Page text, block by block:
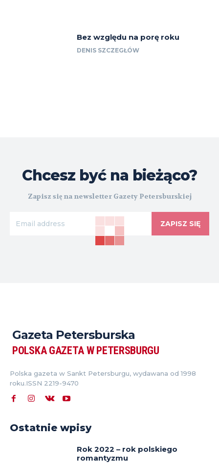
Bez względu na porę roku
DENIS SZCZEGŁÓW
Chcesz być na bieżąco?
Zapisz się na newsletter Gazety Petersburskiej
ZAPISZ SIĘ
Gazeta Petersburska
POLSKA GAZETA W PETERSBURGU
Polska gazeta w Sankt Petersburgu, wydawana od 1998
roku.ISSN 2219-9470
Ostatnie wpisy
Rok 2022 – rok polskiego
romantyzmu